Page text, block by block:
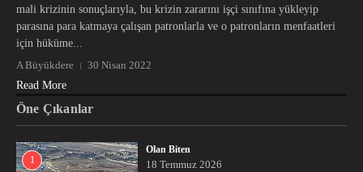
mali krizinin sonuçlarıyla, bu krizin zararını işçi sınıfına yükleyip
parasına para katmaya çalışan patronlarla ve o patronların menfaatleri
için hüküme...
A Büyükdere
30 Nisan 2022
Read More
Öne Çıkanlar
1
Olan Biten
18 Temmuz 2026